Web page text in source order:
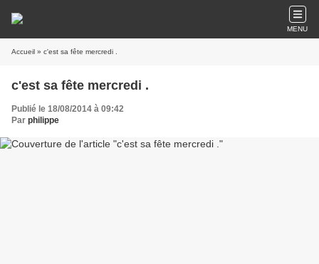
MENU
Accueil » c'est sa fête mercredi .
c'est sa fête mercredi .
Publié le 18/08/2014 à 09:42
Par philippe